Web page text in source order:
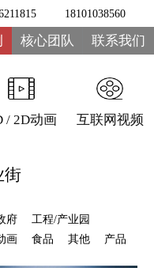
18101038560
核心团队 联系我们
/ 2D动画 互联网视频
街
府
工程/产业园
画 食品 其他 产品